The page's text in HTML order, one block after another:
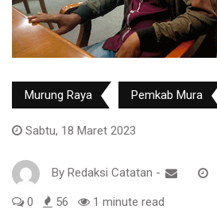
Murung Raya Pemkab Mura
Sabtu, 18 Maret 2023
By Redaksi Catatan -
0 56 1 minute read